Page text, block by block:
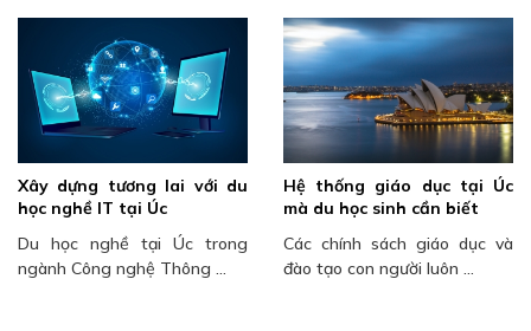
Xây dựng tương lai với du
học nghề IT tại Úc
Du học nghề tại Úc trong
ngành Công nghệ Thông ...
Hệ thống giáo dục tại Úc
mà du học sinh cần biết
Các chính sách giáo dục và
đào tạo con người luôn ...